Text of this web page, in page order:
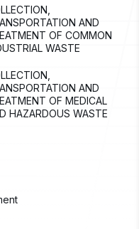
AND
OF COMMON
WASTE
AND
OF MEDICAL
HAZARDOUS WASTE